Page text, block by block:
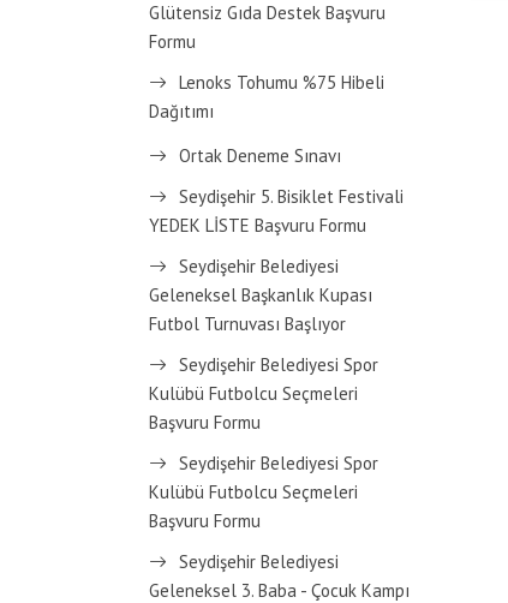
Glütensiz Gıda Destek Başvuru
Formu
Lenoks Tohumu %75 Hibeli
Dağıtımı
Ortak Deneme Sınavı
Seydişehir 5. Bisiklet Festivali
YEDEK LİSTE Başvuru Formu
Seydişehir Belediyesi
Geleneksel Başkanlık Kupası
Futbol Turnuvası Başlıyor
Seydişehir Belediyesi Spor
Kulübü Futbolcu Seçmeleri
Başvuru Formu
Seydişehir Belediyesi Spor
Kulübü Futbolcu Seçmeleri
Başvuru Formu
Seydişehir Belediyesi
Geleneksel 3. Baba - Çocuk Kampı